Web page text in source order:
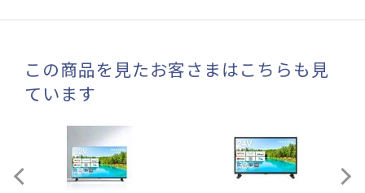
この商品を見たお客さまはこちらも見
ています